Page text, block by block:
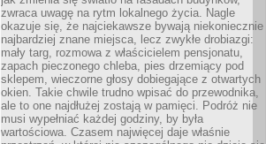
zwraca uwagę na rytm lokalnego życia. Nagle
okazuje się, że najciekawsze bywają niekoniecznie
najbardziej znane miejsca, lecz zwykłe drobiazgi:
mały targ, rozmowa z właścicielem pensjonatu,
zapach pieczonego chleba, pies drzemiący pod
sklepem, wieczorne głosy dobiegające z otwartych
okien. Takie chwile trudno wpisać do przewodnika,
ale to one najdłużej zostają w pamięci. Podróż nie
musi wypełniać każdej godziny, by była
wartościowa. Czasem najwięcej daje właśnie